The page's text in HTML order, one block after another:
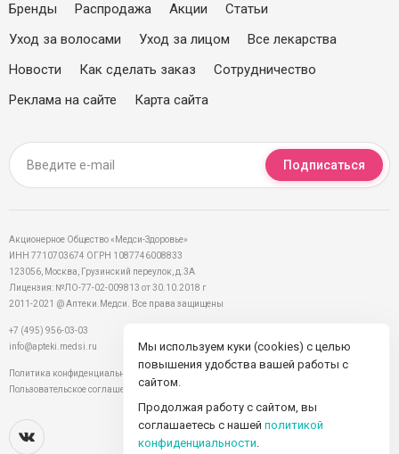
Бренды
Распродажа Акции
Статьи
Уход за волосами
Уход за лицом
Все лекарства
Новости
Как сделать заказ
Сотрудничество
Реклама на сайте
Карта сайта
Подписаться
Акционерное Общество «Медси-Здоровье»
ИНН 7710703674 ОГРН 1087746008833
123056, Москва, Грузинский переулок, д.3А
Лицензия: №ЛО-77-02-009813 от 30.10.2018 г
2011-2021 @ Аптеки.Медси. Все права защищены
+7 (495) 956-03-03
info@apteki.medsi.ru
Политика конфиденциальности
Пользовательское соглашение
Мы используем куки (cookies) с целью
повышения удобства вашей работы с
сайтом.
Продолжая работу с сайтом, вы
соглашаетесь с нашей политикой
конфиденциальности